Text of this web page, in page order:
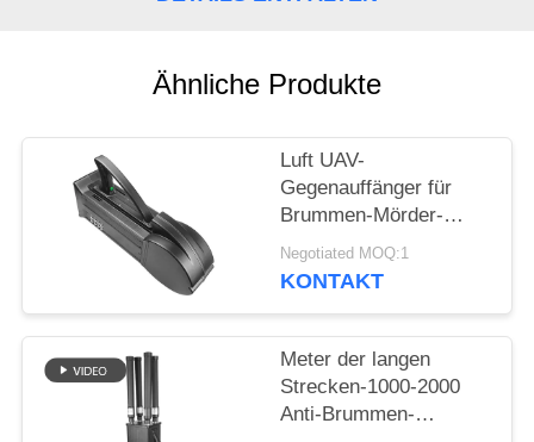
SITEMAP
PRIVACY
POLICY
Ähnliche Produkte
Luft UAV-
Gegenauffänger für
Brummen-Mörder-
Luftverteidigungssystem
WIFI5.8G 2.4G GPS
Negotiated MOQ:1
KONTAKT
Meter der langen
Strecken-1000-2000
Anti-Brummen-